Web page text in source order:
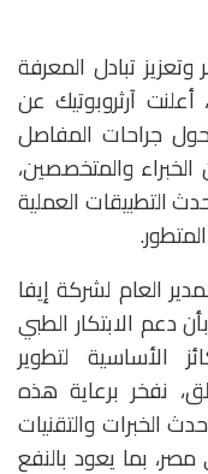
تبادل المعرفة
أعلنت آرثروبوتيك عن
جراحات المفاصل
والمتخصصين،
التطبيقات العملية
العام لشركة إيفا
دعم الابتكار الطبي
الأساسية لتطوير
نفخر برعاية هذه
الخبرات والتقنيات
بما يعود بالنفع